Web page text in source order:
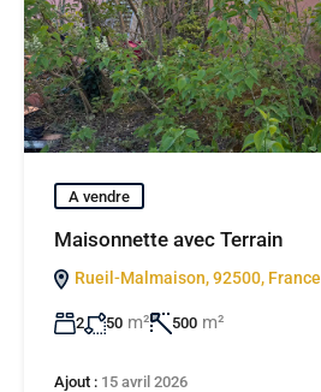
A vendre
Maisonnette avec Terrain
Rueil-Malmaison, 92500, France
2 50 m² 500 m²
Ajout : 15 avril 2026